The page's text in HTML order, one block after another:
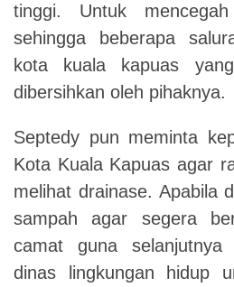
tinggi. Untuk
sehingga beberapa
kota kuala kapuas
dibersihkan oleh pihaknya.
Septedy pun meminta
Kota Kuala Kapuas agar
melihat drainase. Apabila
sampah agar segera
camat guna selanjutnya
dinas lingkungan hidup